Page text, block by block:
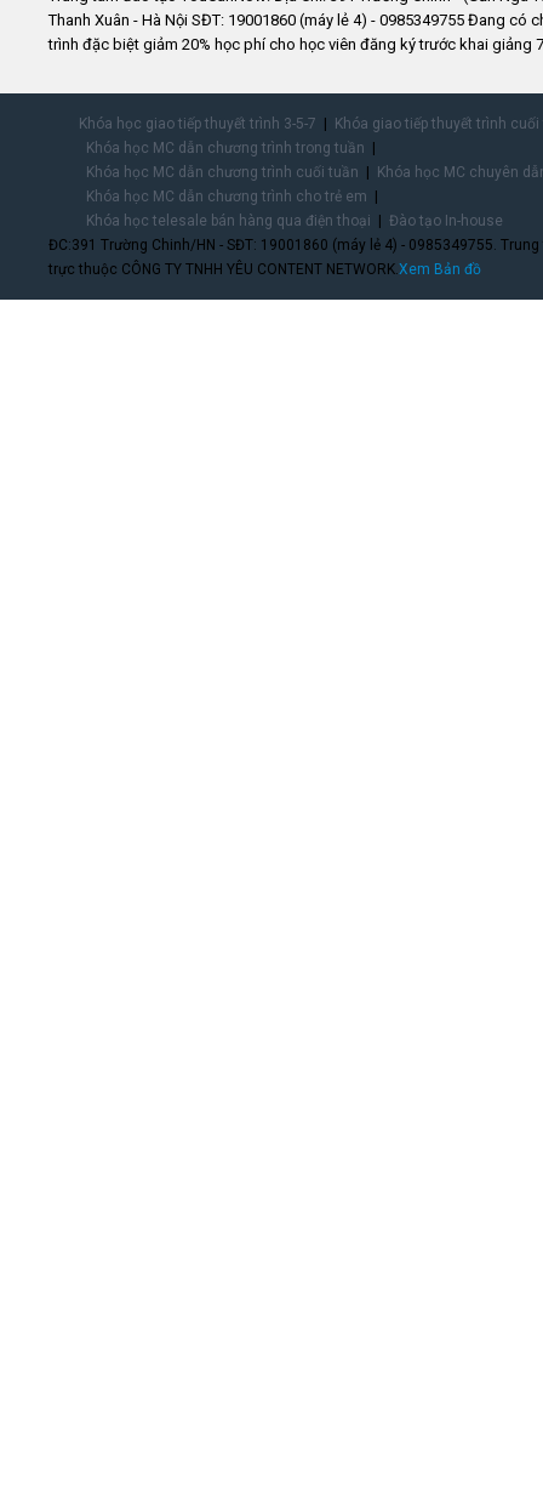
Thanh Xuân - Hà Nội SĐT: 19001860 (máy lẻ 4) - 0985349755 Đang có
trình đặc biệt giảm 20% học phí cho học viên đăng ký trước khai giảng
Khóa học giao tiếp thuyết trình 3-5-7
Khóa giao tiếp thuyết trình
Khóa học MC dẫn chương trình trong tuần
Khóa học MC dẫn chương trình cuối tuần
Khóa học MC chuyên
Khóa học MC dẫn chương trình cho trẻ em
Khóa học telesale bán hàng qua điện thoại
Đào tạo In-house
ĐC:391 Trường Chinh/HN - SĐT: 19001860 (máy lẻ 4) - 0985349755.
trực thuộc CÔNG TY TNHH YÊU CONTENT NETWORK.Xem Bản đồ